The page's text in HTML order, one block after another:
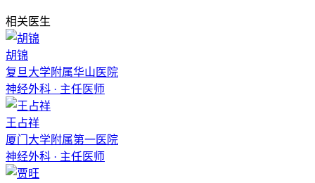
相关医生
胡锦
复旦大学附属华山医院
神经外科 · 主任医师
王占祥
厦门大学附属第一医院
神经外科 · 主任医师